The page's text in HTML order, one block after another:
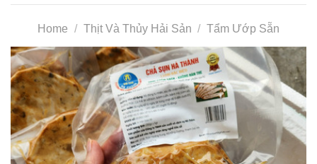
Home / Thịt Và Thủy Hải Sản / Tẩm Ướp Sẵn